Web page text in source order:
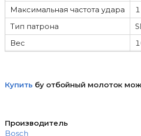
Максимальная частота удара
Тип патрона
Вес
Купить бу отбойный молоток
Производитель
Bosch